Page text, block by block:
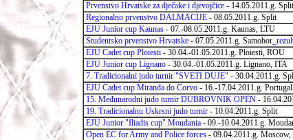
Prvenstvo Hrvatske za dječake i djevojčice - 14.05.2011.g. Split
Regionalno prvenstvo DALMACIJE - 08.05.2011.g. Split
EJU Junior cup Kaunas - 07.-08.05.2011.g. Kaunas, LTU
Studentsko prvenstvo Hrvatske - 07.05.2011.g. Samobor
EJU Cadet cup Ploiesti - 30.04.-01.05.2011.g. Ploiesti, ROU
EJU Junior cup Lignano - 30.04.-01.05.2011.g. Lignano, ITA
7. Tradicionalni judo turnir "SVETI DUJE" - 30.04.2011.g.
EJU Cadet cup Miranda do Corvo - 16.-17.04.2011.g. Portugal
15. Međunarodni judo turnir DUBROVNIK OPEN -
19. Tradicionalnu Uskrsni judo turnir - 10.04.2011.g. Split
EJU Junior "Iliadis cup" Moudania - 09.-10.04.2011.g.
Open EC for Army and Police forces - 09.04.2011.g. Moscow,